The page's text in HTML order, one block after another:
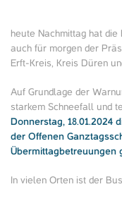
heute Nachmittag hat
auch für morgen der
Erft-Kreis, Kreis Düren
Auf Grundlage der
starkem Schneefall und
Donnerstag, 18.01.2024
der Offenen
Übermittagbetreuungen
In vielen Orten ist der